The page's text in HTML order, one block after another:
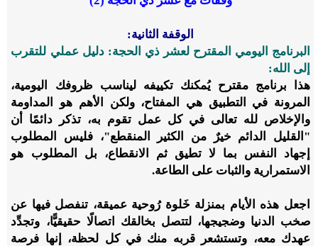
الوقفة الثانية:
البرنامج اليومي المقترح لعشر ذي الحجة: دليل عملي للتقرب
إلى الله:
هذا برنامج مقترح يُمكنك تكييفه ليناسب ظروفك اليومية،
المرونة في التطبيق هي المفتاح، ولكن الأهم هو المداومة
والإخلاص لله تعالى في كل عمل تقوم به، تذكر دائمًا أن
"القليل الدائم خيرٌ من الكثير المنقطع"، فليس المطلوب
إجهاد النفس بما لا تطيق ثم الانقطاع، بل المطلوب هو
الاستمرارية والثبات على الطاعة.
اجعل هذه الأيام بمنزلة خَلوة رُوحية عميقة، تنفصل فيها عن
صخب الدنيا وضجيجها، لتتصل بخالقك اتصالًا حقيقيًّا، وتجدِّد
عهدك معه، وتستشعر قربه منك في كل لحظة، إنها فرصة